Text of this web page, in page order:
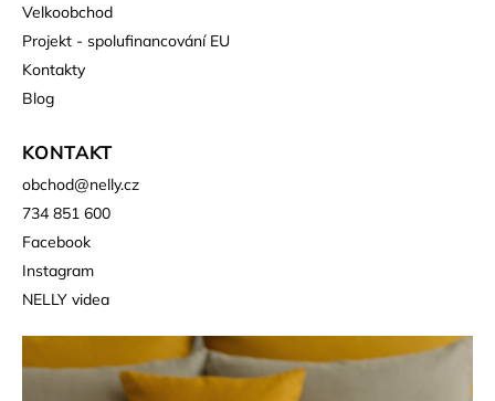
Velkoobchod
Projekt - spolufinancování EU
Kontakty
Blog
KONTAKT
obchod@nelly.cz
734 851 600
Facebook
Instagram
NELLY videa